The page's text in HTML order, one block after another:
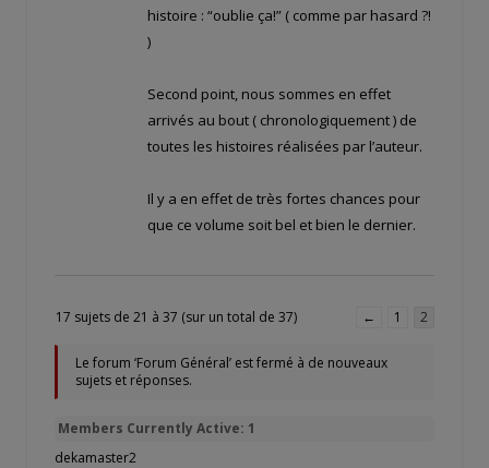
histoire : “oublie ça!” ( comme par hasard ?!
)
Second point, nous sommes en effet
arrivés au bout ( chronologiquement ) de
toutes les histoires réalisées par l’auteur.
Il y a en effet de très fortes chances pour
que ce volume soit bel et bien le dernier.
17 sujets de 21 à 37 (sur un total de 37) ← 1 2
Le forum ‘Forum Général’ est fermé à de nouveaux
sujets et réponses.
Members Currently Active: 1
dekamaster2